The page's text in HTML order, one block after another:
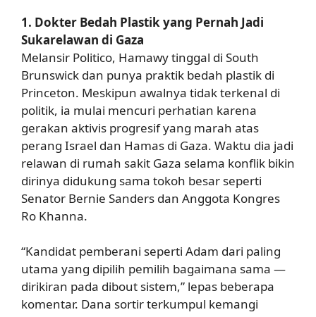
1. Dokter Bedah Plastik yang Pernah Jadi
Sukarelawan di Gaza
Melansir Politico, Hamawy tinggal di South
Brunswick dan punya praktik bedah plastik di
Princeton. Meskipun awalnya tidak terkenal di
politik, ia mulai mencuri perhatian karena
gerakan aktivis progresif yang marah atas
perang Israel dan Hamas di Gaza. Waktu dia jadi
relawan di rumah sakit Gaza selama konflik bikin
dirinya didukung sama tokoh besar seperti
Senator Bernie Sanders dan Anggota Kongres
Ro Khanna.
“Kandidat pemberani seperti Adam dari paling
utama yang dipilih pemilih bagaimana sama —
dirikiran pada dibout sistem,” lepas beberapa
komentar. Dana sortir terkumpul kemangi